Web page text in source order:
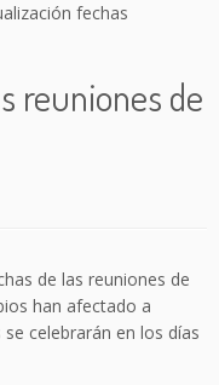
fechas
reuniones de
de las reuniones de
han afectado a
celebrarán en los días